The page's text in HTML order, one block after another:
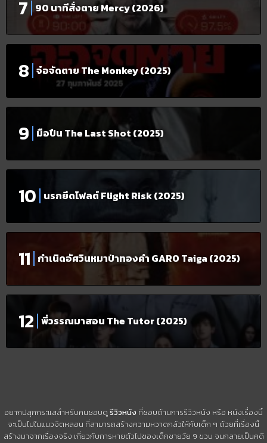
90 นาทีสั่งตาย Mercy (2026)
จ๋อจัดตาย The Monkey (2025)
มือปืน The Last Shot (2025)
นรกยึดไฟลต์ Flight Risk (2025)
กำเนิดอัศวินหมาป่าทองคำ GARO Taiga (2025)
พี่วรรณมาสอน The Tutor (2025)
อยากปลุกกระแสสำหรับคนชอบดูรีวิวหนัง ที่ชอบด้านการรีวิวหนัง หรือ หนังเรื่องนี้
จะเป็นไปในแนวจิตหลอน ที่สามารถสร้างความหวาดกลัวให้กับเด็ก ๆ ด้วยที่เรื่องนี้
สร้างมาจากเรื่องจริง เกี่ยวกับการหายตัวไปของเด็กชายวัย 9 ขวบ จนกลายเป็นคดี